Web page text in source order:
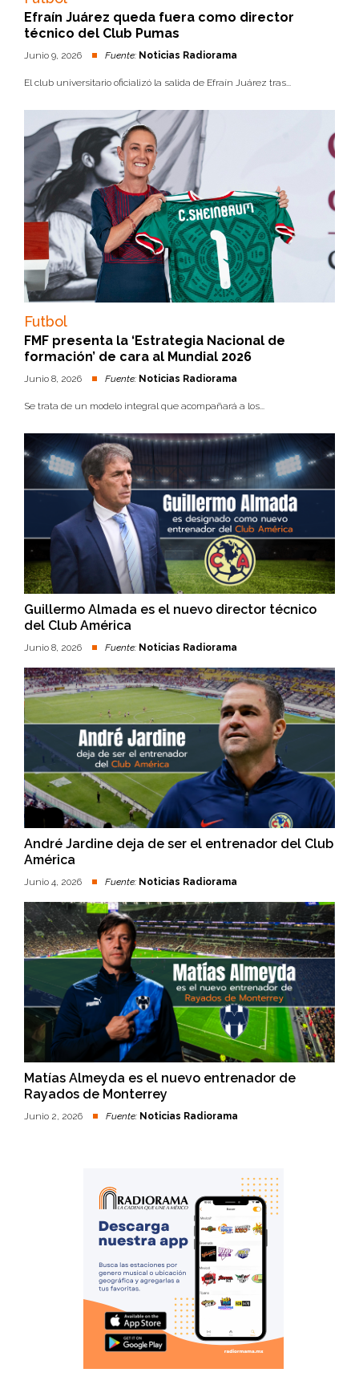
Efraín Juárez queda fuera como director
técnico del Club Pumas
Junio 9, 2026 Fuente: Noticias Radiorama
El club universitario oficializó la salida de Efraín Juárez tras...
Futbol
FMF presenta la ‘Estrategia Nacional de
formación’ de cara al Mundial 2026
Junio 8, 2026 Fuente: Noticias Radiorama
Se trata de un modelo integral que acompañará a los...
Guillermo Almada es el nuevo director técnico
del Club América
Junio 8, 2026 Fuente: Noticias Radiorama
André Jardine deja de ser el entrenador del Club
América
Junio 4, 2026 Fuente: Noticias Radiorama
Matías Almeyda es el nuevo entrenador de
Rayados de Monterrey
Junio 2, 2026 Fuente: Noticias Radiorama